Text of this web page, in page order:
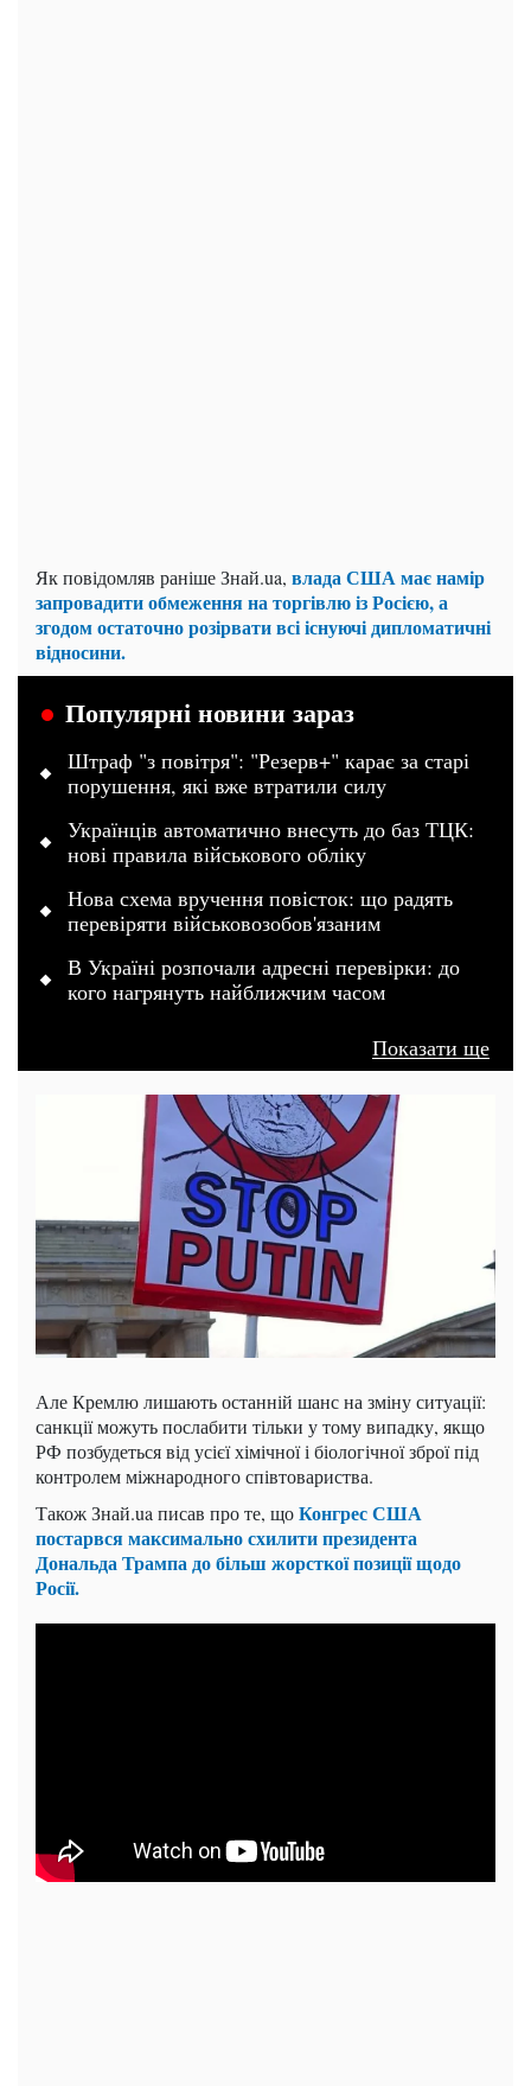
Як повідомляв раніше Знай.ua, влада США має намір
запровадити обмеження на торгівлю із Росією, а
згодом остаточно розірвати всі існуючі дипломатичні
відносини.
Популярні новини зараз
Штраф "з повітря": "Резерв+" карає за старі
порушення, які вже втратили силу
Українців автоматично внесуть до баз ТЦК:
нові правила військового обліку
Нова схема вручення повісток: що радять
перевіряти військовозобов'язаним
В Україні розпочали адресні перевірки: до
кого нагрянуть найближчим часом
Показати ще
Але Кремлю лишають останній шанс на зміну ситуації:
санкції можуть послабити тільки у тому випадку, якщо
РФ позбудеться від усієї хімічної і біологічної зброї під
контролем міжнародного співтовариства.
Також Знай.ua писав про те, щоКонгрес США
постарвся максимально схилити президента
Дональда Трампа до більш жорсткої позиції щодо
Росії.